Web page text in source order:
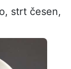
strt česen,